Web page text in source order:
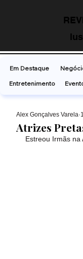
Atrizes
Alex Gonçalves Varela
Estreou Irmãs na
Em Destaque
Entretenimento